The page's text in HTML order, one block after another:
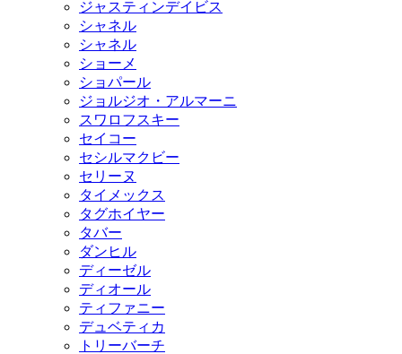
ジャスティンデイビス
シャネル
シャネル
ショーメ
ショパール
ジョルジオ・アルマーニ
スワロフスキー
セイコー
セシルマクビー
セリーヌ
タイメックス
タグホイヤー
タバー
ダンヒル
ディーゼル
ディオール
ティファニー
デュベティカ
トリーバーチ